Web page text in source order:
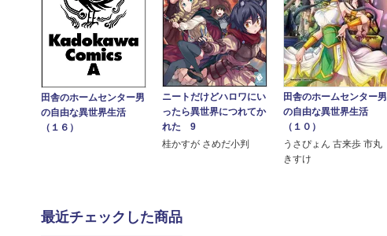
田舎のホームセンター男
の自由な異世界生活
（１６）
ニートだけどハロワにい
ったら異世界につれてか
れた 9
桂かすが さめだ小判
田舎のホームセンター男
の自由な異世界生活
（１０）
うさぴょん 古来歩 市丸
きすけ
最近チェックした商品